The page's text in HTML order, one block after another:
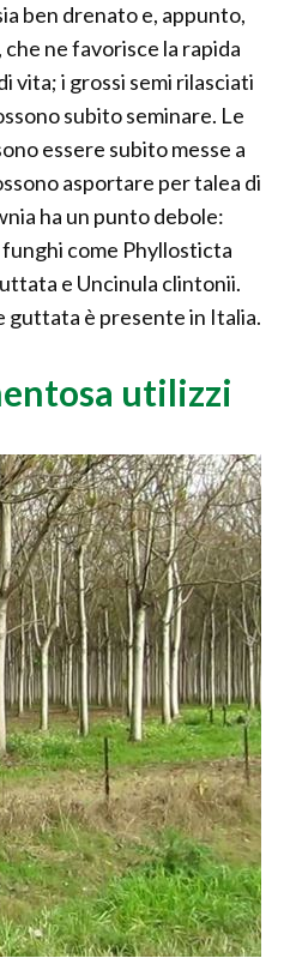
ben drenato e, appunto,
ne favorisce la rapida
vita; i grossi semi rilasciati
subito seminare. Le
essere subito messe a
asportare per talea di
ha un punto debole:
come Phyllosticta
e Uncinula clintonii.
guttata è presente in Italia.
utilizzi